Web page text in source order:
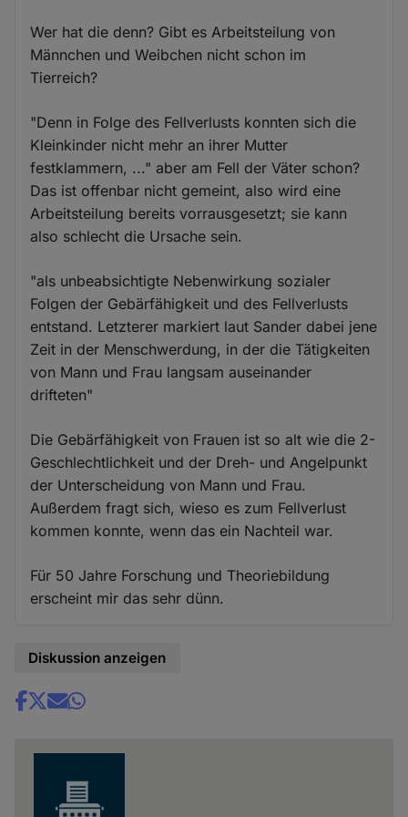
Wer hat die denn? Gibt es Arbeitsteilung von
Männchen und Weibchen nicht schon im
Tierreich?
"Denn in Folge des Fellverlusts konnten sich die
Kleinkinder nicht mehr an ihrer Mutter
festklammern, ..." aber am Fell der Väter schon?
Das ist offenbar nicht gemeint, also wird eine
Arbeitsteilung bereits vorrausgesetzt; sie kann
also schlecht die Ursache sein.
"als unbeabsichtigte Nebenwirkung sozialer
Folgen der Gebärfähigkeit und des Fellverlusts
entstand. Letzterer markiert laut Sander dabei jene
Zeit in der Menschwerdung, in der die Tätigkeiten
von Mann und Frau langsam auseinander
drifteten"
Die Gebärfähigkeit von Frauen ist so alt wie die 2-
Geschlechtlichkeit und der Dreh- und Angelpunkt
der Unterscheidung von Mann und Frau.
Außerdem fragt sich, wieso es zum Fellverlust
kommen konnte, wenn das ein Nachteil war.
Für 50 Jahre Forschung und Theoriebildung
erscheint mir das sehr dünn.
Diskussion anzeigen
Share